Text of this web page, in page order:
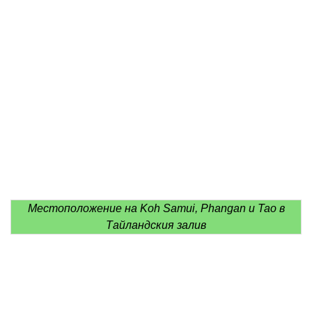
Местоположение на Koh Samui, Phangan и Tao в
Тайландския залив